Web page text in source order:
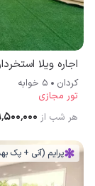
اجاره ویلا استخردار آبگرم
کردان 5 خوابه
تور مجازی
هر شب از
پرایم (آنی + پک